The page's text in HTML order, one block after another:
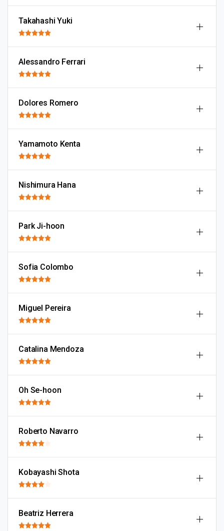
Takahashi Yuki
Alessandro Ferrari
Dolores Romero
Yamamoto Kenta
Nishimura Hana
Park Ji-hoon
Sofia Colombo
Miguel Pereira
Catalina Mendoza
Oh Se-hoon
Roberto Navarro
Kobayashi Shota
Beatriz Herrera